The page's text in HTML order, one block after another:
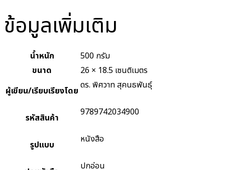
ข้อมูลเพิ่มเติม
น้ำหนัก
500 กรัม
ขนาด
26 × 18.5 เซนติเมตร
ผู้เขียน/เรียบเรียงโดย ดร. พิศวาท สุคนธพันธุ์
รหัสสินค้า 9789742034900
รูปแบบ หนังสือ
ปกอ่อน